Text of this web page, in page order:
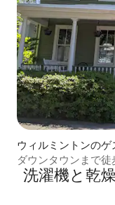
ウィルミントンのゲ
ダウンタウンまで
す。
洗濯機と乾